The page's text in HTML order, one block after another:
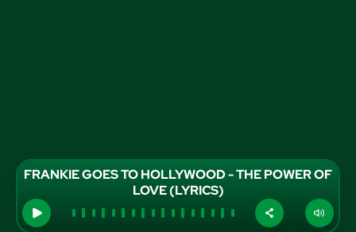
FRANKIE GOES TO HOLLYWOOD - THE POWER OF
LOVE (LYRICS)